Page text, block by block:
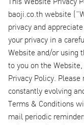
This Website Privacy
baoji.co.th website
privacy and
your privacy in a
Website and/or using
to you on the
Privacy Policy.
constantly evolving
Terms & Conditions
mail periodic